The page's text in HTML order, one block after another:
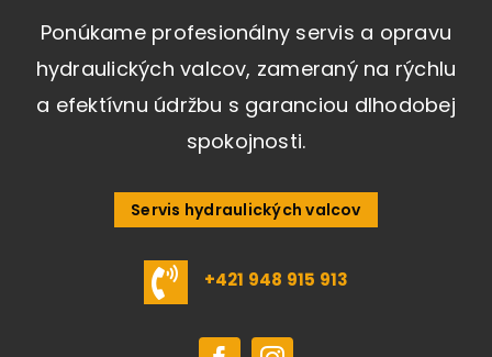
Ponúkame profesionálny servis a opravu
hydraulických valcov, zameraný na rýchlu
a efektívnu údržbu s garanciou dlhodobej
spokojnosti.
Servis hydraulických valcov
+421 948 915 913